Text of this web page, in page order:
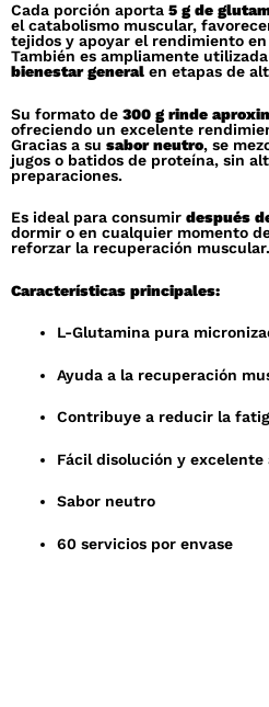
Cada porción aporta 5 g de
el catabolismo muscular,
tejidos y apoyar el rendimiento
También es ampliamente
bienestar general en etapas de
Su formato de 300 g rinde
ofreciendo un excelente
Gracias a su sabor neutro, se
jugos o batidos de proteína, sin
preparaciones.
Es ideal para consumir después
dormir o en cualquier momento
reforzar la recuperación muscular.
Características principales:
L-Glutamina pura
Ayuda a la recuperación
Contribuye a reducir la
Fácil disolución y excelente
Sabor neutro
60 servicios por envase